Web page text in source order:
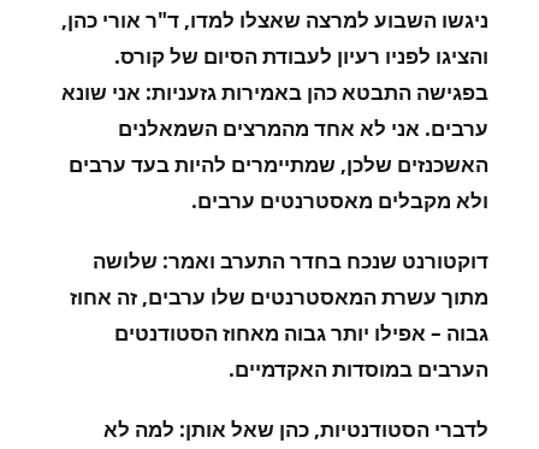
ניגשו השבוע למרצה שאצלו למדו, ד"ר אורי כהן,
והציגו לפניו רעיון לעבודת הסיום של קורס.
בפגישה התבטא כהן באמירות גזעניות: אני שונא
ערבים. אני לא אחד מהמרצים השמאלנים
האשכנזים שלכן, שמתיימרים להיות בעד ערבים
ולא מקבלים מאסטרנטים ערבים.
דוקטורנט שנכח בחדר התערב ואמר: שלושה
מתוך עשרת המאסטרנטים שלו ערבים, זה אחוז
גבוה – אפילו יותר גבוה מאחוז הסטודנטים
הערבים במוסדות האקדמיים.
לדברי הסטודנטיות, כהן שאל אותן: למה לא